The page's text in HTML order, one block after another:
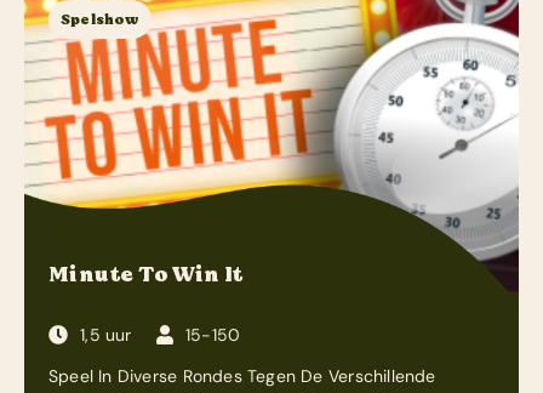
Spelshow
Minute To Win It
1,5 uur
15-150
Speel In Diverse Rondes Tegen De Verschillende